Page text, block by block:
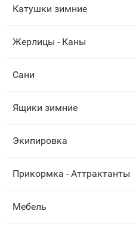
Катушки зимние
Жерлицы - Каны
Сани
Ящики зимние
Экипировка
Прикормка - Аттрактанты
Мебель